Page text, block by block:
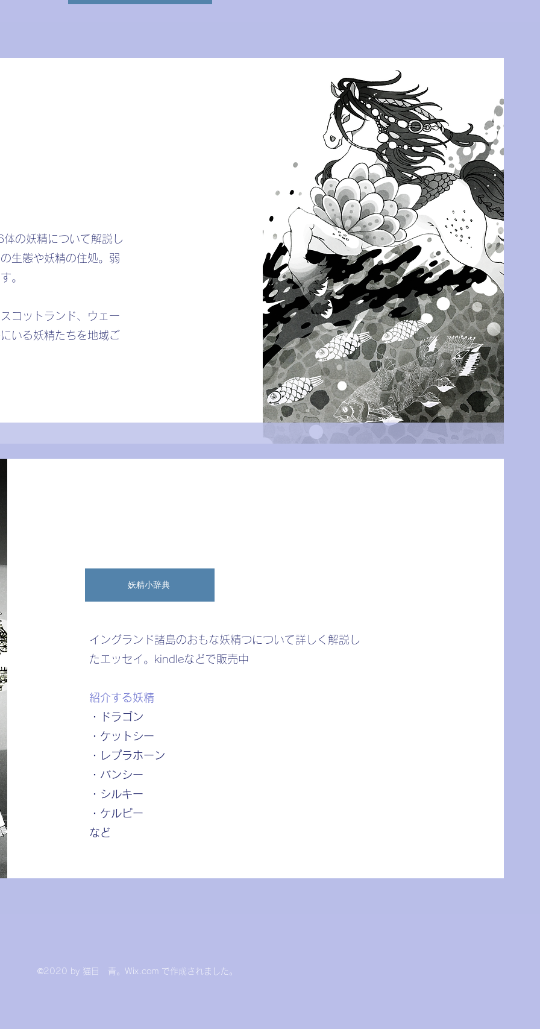
の妖精について解説し
生態や妖精の住処。弱
。
コットランド、ウェー
いる妖精たちを地域ご
妖精小辞典
​イングランド諸島のおもな妖精つについて詳しく解説し
たエッセイ。kindleなどで販売中
紹介する妖精
・ドラゴン
・ケットシー
・レプラホーン
・バンシー
・シルキー
・ケルピー
​など
©2020 by 猫目 青。Wix.com で作成されました。